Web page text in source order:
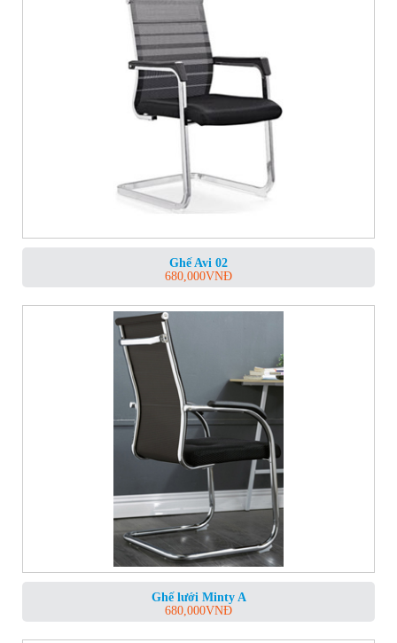
Ghế Avi 02
680,000VNĐ
Ghế lưới Minty A
680,000VNĐ